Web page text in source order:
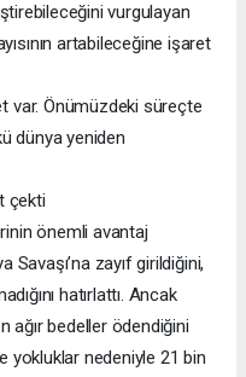
vurgulayan
artabileceğine işaret
var. Önümüzdeki süreçte
dünya yeniden
çekti
önemli avantaj
Savaşı’na zayıf girildiğini,
hatırlattı. Ancak
ağır bedeller ödendiğini
yokluklar nedeniyle 21 bin